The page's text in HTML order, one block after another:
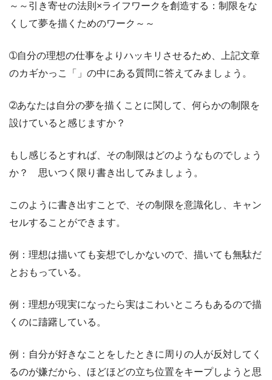
～～引き寄せの法則×ライフワークを創造する：制限をな
くして夢を描くためのワーク～～
➀自分の理想の仕事をよりハッキリさせるため、上記文章
のカギかっこ「」の中にある質問に答えてみましょう。
➁あなたは自分の夢を描くことに関して、何らかの制限を
設けていると感じますか？
もし感じるとすれば、その制限はどのようなものでしょう
か？ 思いつく限り書き出してみましょう。
このように書き出すことで、その制限を意識化し、キャン
セルすることができます。
例：理想は描いても妄想でしかないので、描いても無駄だ
とおもっている。
例：理想が現実になったら実はこわいところもあるので描
くのに躊躇している。
例：自分が好きなことをしたときに周りの人が反対してく
るのが嫌だから、ほどほどの立ち位置をキープしようと思